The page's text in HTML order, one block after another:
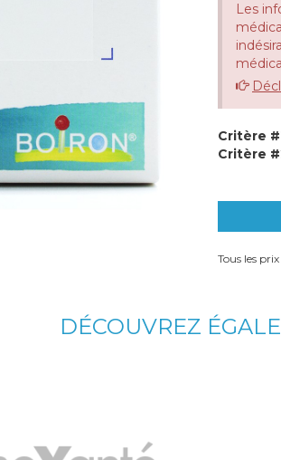
Les
Critère
Critère
Tous les
DÉCOUVREZ